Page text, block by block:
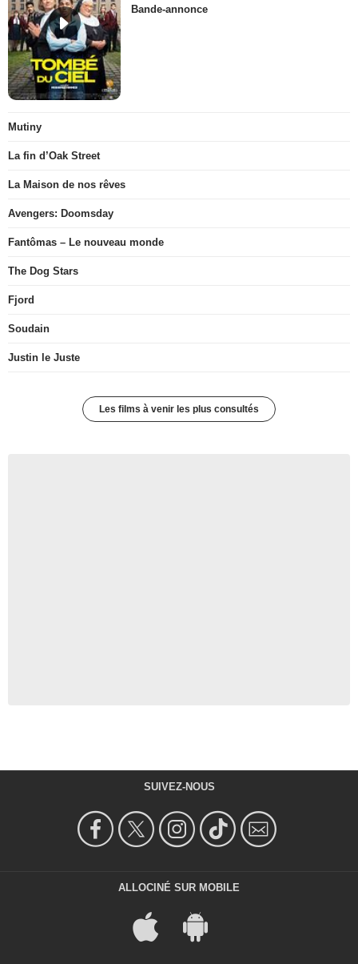
Bande-annonce
Mutiny
La fin d’Oak Street
La Maison de nos rêves
Avengers: Doomsday
Fantômas – Le nouveau monde
The Dog Stars
Fjord
Soudain
Justin le Juste
Les films à venir les plus consultés
SUIVEZ-NOUS
ALLOCINÉ SUR MOBILE